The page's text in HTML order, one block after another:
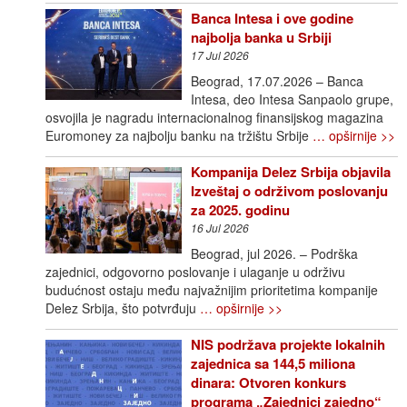
Banca Intesa i ove godine
najbolja banka u Srbiji
17 Jul 2026
Beograd, 17.07.2026 – Banca
Intesa, deo Intesa Sanpaolo grupe,
osvojila je nagradu internacionalnog finansijskog magazina
Euromoney za najbolju banku na tržištu Srbije … opširnije >>
Kompanija Delez Srbija objavila
Izveštaj o održivom poslovanju
za 2025. godinu
16 Jul 2026
Beograd, jul 2026. – Podrška
zajednici, odgovorno poslovanje i ulaganje u održivu
budućnost ostaju među najvažnijim prioritetima kompanije
Delez Srbija, što potvrđuju … opširnije >>
NIS podržava projekte lokalnih
zajednica sa 144,5 miliona
dinara: Otvoren konkurs
programa „Zajednici zajedno“